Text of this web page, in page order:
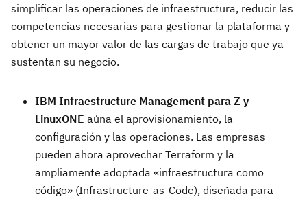
simplificar las operaciones de infraestructura, reducir las
competencias necesarias para gestionar la plataforma y
obtener un mayor valor de las cargas de trabajo que ya
sustentan su negocio.
IBM Infraestructure Management para Z y
LinuxONE aúna el aprovisionamiento, la
configuración y las operaciones. Las empresas
pueden ahora aprovechar Terraform y la
ampliamente adoptada «infraestructura como
código» (Infrastructure-as-Code), diseñada para